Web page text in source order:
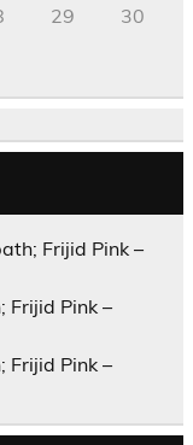
29
30
Frijid Pink –
Frijid Pink –
Frijid Pink –